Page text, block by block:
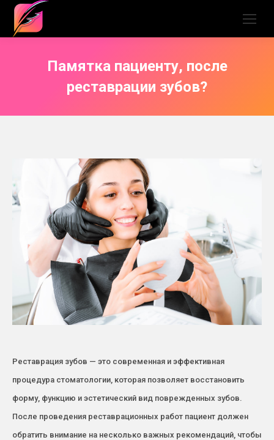
Памятка пациенту, после
реставрации зубов?
Реставрация зубов — это современная и эффективная
процедура стоматологии, которая позволяет восстановить
форму, функцию и эстетический вид поврежденных зубов.
После проведения реставрационных работ пациент должен
обратить внимание на несколько важных рекомендаций, чтобы